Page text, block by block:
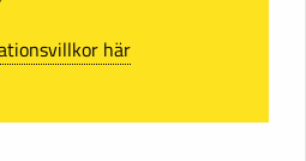
här